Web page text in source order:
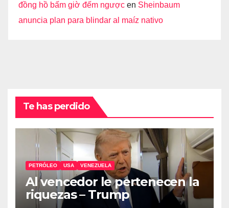
đồng hồ bấm giờ đếm ngược en Sheinbaum
anuncia plan para blindar al maíz nativo
Te has perdido
PETRÓLEO USA VENEZUELA
Al vencedor le pertenecen la
riquezas – Trump